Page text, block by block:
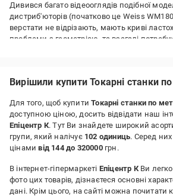
Дивився багато відеооглядів подібної
дистриб'юторів (початково це Weiss
верстати не відрізають, мають криві
проблеми з геометрією, та взагалі
оброблювану поверхню. Задоволений :)
Переваги:
Рівний, жорсткий, добре зроблені
зазорів, із коробки - готовий до роботи
оброблювану поверхню.
Різцетримач. Відомий недолік. Краще
швидкоз'ємний, типу копії Multifix.
Вирішили купити Токарні станки
Для того, щоб купитиТокарні станки по
доступною ціною, досить відвідати наш
Епіцентр К. Тут Ви знайдете широкий
групи, який налічує 102 одиниць. Серед
цінамивід 144 до 320000грн.
В інтернет-гіпермаркеті Епіцентр КВи легко
фото цих товарів, дізнаєтеся основні
дані. Крім цього, на сайті можна почитати